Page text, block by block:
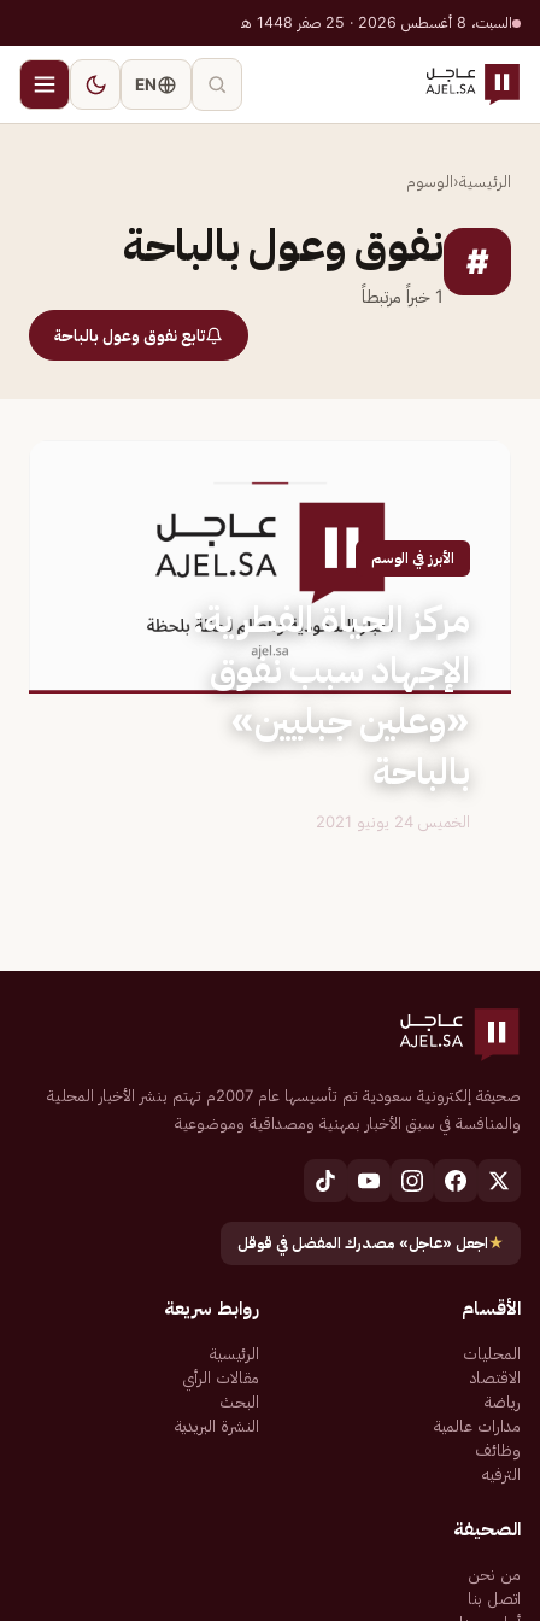
السبت، 8 أغسطس 2026 · 25 صفر 1448 هـ
EN
الرئيسية‹الوسوم
# نفوق وعول بالباحة
1 خبراً مرتبطاً
تابع نفوق وعول بالباحة
الأبرز في الوسم
مركز الحياة الفطرية:
الإجهاد سبب نفوق
«وعلين جبليين»
بالباحة
الخميس 24 يونيو 2021
صحيفة إلكترونية سعودية تم تأسيسها عام 2007م تهتم بنشر الأخبار المحلية
والمنافسة في سبق الأخبار بمهنية ومصداقية وموضوعية
★اجعل «عاجل» مصدرك المفضل في قوقل
الأقسام
المحليات
الاقتصاد
رياضة
مدارات عالمية
وظائف
الترفيه
روابط سريعة
الرئيسية
مقالات الرأي
البحث
النشرة البريدية
الصحيفة
من نحن
اتصل بنا